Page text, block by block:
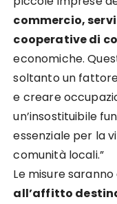
commercio,
cooperative di
economiche.
soltanto un
e creare
un’insostituibile
essenziale per la
comunità locali.”
Le misure
all’affitto